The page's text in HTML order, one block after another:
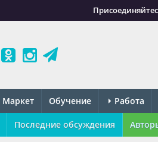
Маркет Обучение Работа
Последние обсуждения